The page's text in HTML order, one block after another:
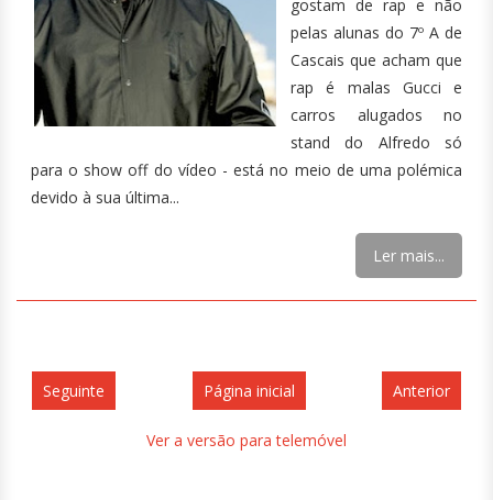
gostam de rap e não
pelas alunas do 7º A de
Cascais que acham que
rap é malas Gucci e
carros alugados no
stand do Alfredo só
para o show off do vídeo - está no meio de uma polémica
devido à sua última...
Ler mais...
Seguinte Anterior
Página inicial
Ver a versão para telemóvel